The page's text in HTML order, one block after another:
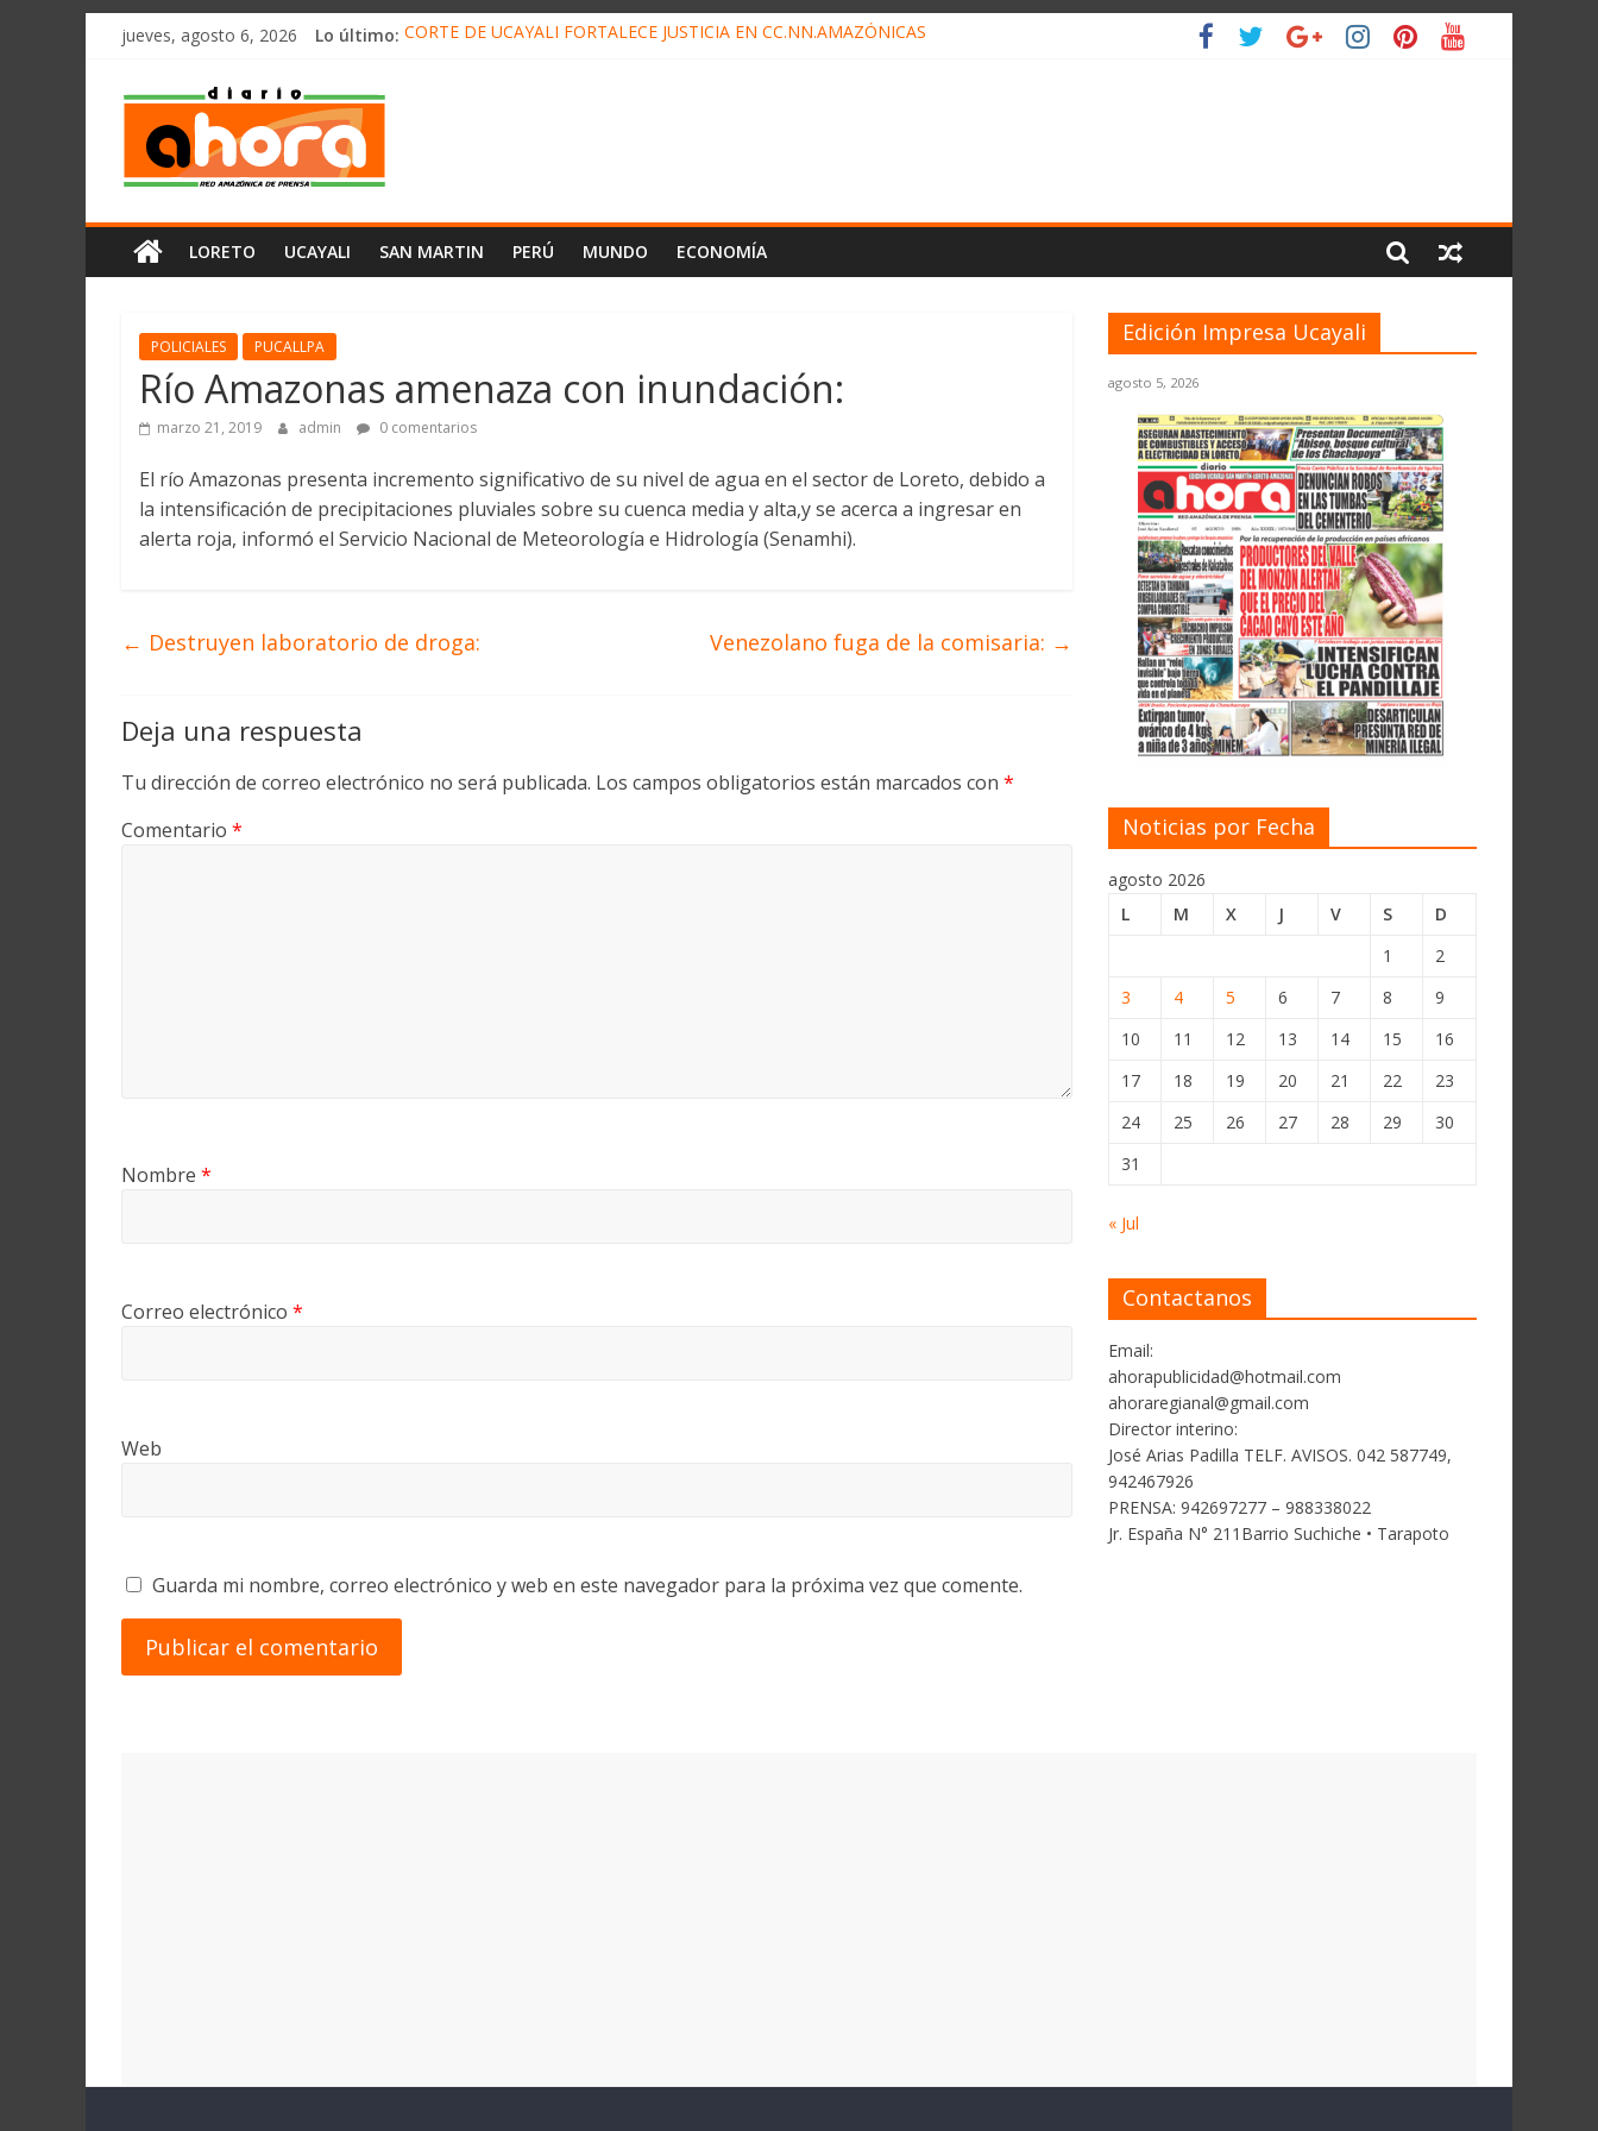
олимп казино
Saltarjueves, agosto 6, 2026 Lo último: CORTE DE UCAYALI FORTALECE JUSTICIA EN CC.NN.AMAZÓNICAS
Diario
Ahora
Cadena
Amazónica
de
Noticias
del
Perú,
Mundo
Ucayali,
San
Martín
LORETO UCAYALI SAN MARTIN PERÚ MUNDO ECONOMÍA
POLICIALES PUCALLPA
Río Amazonas amenaza con inundación:
marzo 21, 2019 admin 0 comentarios
El río Amazonas presenta incremento significativo de su nivel de agua en el sector de Loreto, debido a
la intensificación de precipitaciones pluviales sobre su cuenca media y alta,y se acerca a ingresar en
alerta roja, informó el Servicio Nacional de Meteorología e Hidrología (Senamhi).
← Destruyen laboratorio de droga: Venezolano fuga de la comisaria: →
Deja una respuesta
Tu dirección de correo electrónico no será publicada. Los campos obligatorios están marcados con *
Comentario *
Nombre *
Correo electrónico *
Web
Guarda mi nombre, correo electrónico y web en este navegador para la próxima vez que comente.
Edición Impresa Ucayali
agosto 5, 2026
Noticias por Fecha
agosto 2026
L
M X J V S
D
1
2
3
4 5 6 7 8
9
10
11 12 13 14 15
16
17
18 19 20 21 22
23
24
25 26 27 28 29
30
31
« Jul
Contactanos
Email:
ahorapublicidad@hotmail.com
ahoraregianal@gmail.com
Director interino:
José Arias Padilla TELF. AVISOS. 042 587749,
942467926
PRENSA: 942697277 – 988338022
Jr. España N° 211Barrio Suchiche • Tarapoto